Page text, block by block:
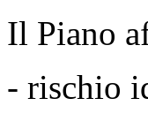
Il Piano
- rischio